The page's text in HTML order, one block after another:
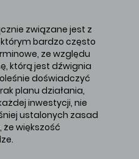
związane jest z
bardzo często
ze względu
którą jest dźwignia
doświadczyć
planu działania,
inwestycji, nie
ustalonych zasad
że większość